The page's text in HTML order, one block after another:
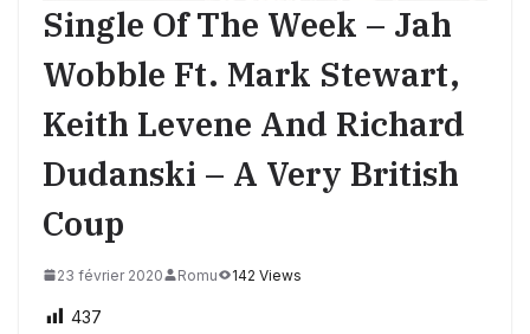
Single Of The Week – Jah
Wobble Ft. Mark Stewart,
Keith Levene And Richard
Dudanski – A Very British
Coup
23 février 2020 Romu 142 Views
437